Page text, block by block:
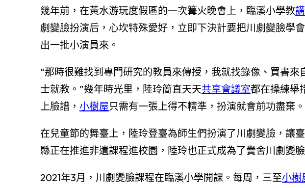
幾年前，在黃水游玩度假區的一次篝火晚會上，臨溪小學教
劇變臉扮演后，心坎特殊愛好，立即下決計要把川劇變臉學
出一批小演員來。
“那時很難找到專門研究的教員來傳授，我就找錄像、買書
士就教。”幾年時光里，陸玲簡直天天共享會議室都在操練舉
上臉譜， 小樹屋只需有一張上得不精準，扮演就會前功盡棄。
在兒童節的舞臺上，陸玲登臺為師生們扮演了川劇變臉，讓
縣正在推進非遺課程進校園，陸玲也正式成為了黌舍川劇變
2021年3月，川劇變臉課程在臨溪小學開課。每周，三至小樹